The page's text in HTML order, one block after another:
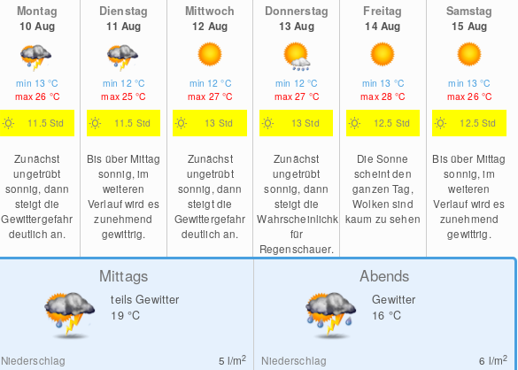
Montag
10 Aug
min 13°C
max26 °C
11.5 Std
Zunächst
ungetrübt
sonnig, dann
steigt die
Gewittergefahr
deutlich an.
Dienstag
11 Aug
min 12 °C
max 25°C
11.5 Std
Bis über Mittag
sonnig, im
weiteren
Verlauf wird es
zunehmend
gewittrig.
Mittwoch
12 Aug
min 12°C
max 27 °C
13 Std
Zunächst
ungetrübt
sonnig, dann
steigt die
Gewittergefahr
deutlich an.
Donnerstag
13 Aug
min 12°C
max27 °C
13 Std
Zunächst
ungetrübt
sonnig, dann
steigt die
Wahrscheinlichkeit
für
Regenschauer.
Freitag
14 Aug
min 13 °C
max 28°C
12.5 Std
Die Sonne
scheint den
ganzen Tag,
Wolken sind
kaum zu sehen
Samstag
15 Aug
min 13°C
max26 °C
12.5 Std
Bis über Mittag
sonnig, im
weiteren
Verlauf wird es
zunehmend
gewittrig.
Mittags
teils Gewitter
19 °C
Niederschlag 5 l/m2
Abends
Gewitter
16 °C
Niederschlag 6 l/m2